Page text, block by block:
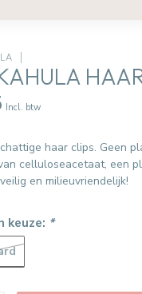
Incl. btw
haar clips. Geen
celluloseacetaat, een
en milieuvriendelijk!
keuze: *